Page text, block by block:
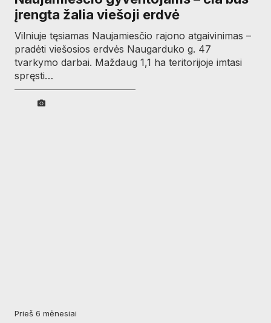
įrengta žalia viešoji erdvė
Vilniuje tęsiamas Naujamiesčio rajono atgaivinimas –
pradėti viešosios erdvės Naugarduko g. 47
tvarkymo darbai. Maždaug 1,1 ha teritorijoje imtasi
spręsti…
prieš 6 mėnesiai